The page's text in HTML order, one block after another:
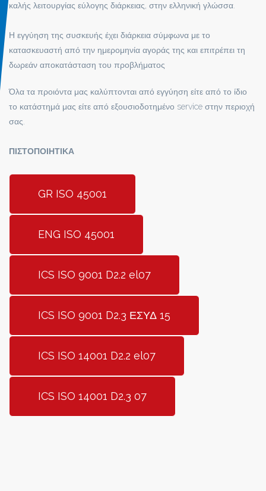
καλής λειτουργίας εύλογης διάρκειας, στην ελληνική γλώσσα.
Η εγγύηση της συσκευής έχει διάρκεια σύμφωνα με το
κατασκευαστή από την ημερομηνία αγοράς της και επιτρέπει τη
δωρεάν αποκατάσταση του προβλήματος
Όλα τα προιόντα μας καλύπτονται από εγγύηση είτε από το ίδιο
το κατάστημά μας είτε από εξουσιοδοτημένο service στην περιοχή
σας.
ΠΙΣΤΟΠΟΙΗΤΙΚΑ
GR ISO 45001
ENG ISO 45001
ICS ISO 9001 D2.2 el07
ICS ISO 9001 D2.3 ΕΣΥΔ 15
ICS ISO 14001 D2.2 el07
ICS ISO 14001 D2.3 07